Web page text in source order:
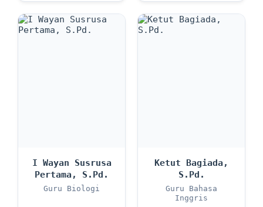
I Wayan Susrusa
Pertama, S.Pd.
Guru Biologi
Ketut Bagiada,
S.Pd.
Guru Bahasa
Inggris